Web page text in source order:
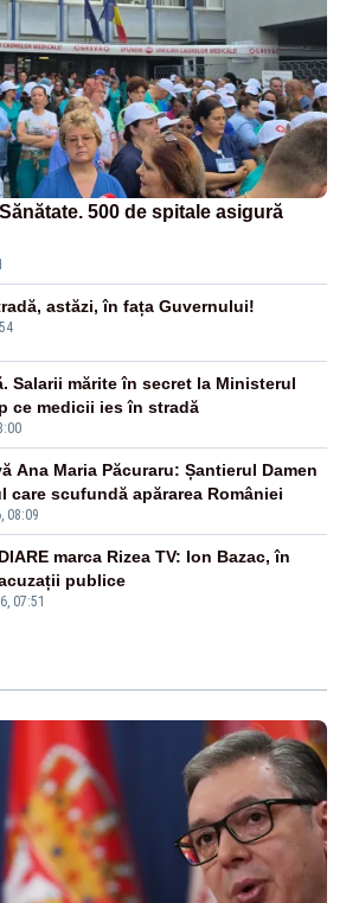
500 de spitale asigură
astăzi, în fața Guvernului!
Salarii mărite în secret la Ministerul
ce medicii ies în stradă
08:09
Ana Maria Păcuraru: Șantierul Damen
care scufundă apărarea României
07:51
marca Rizea TV: Ion Bazac, în
publice